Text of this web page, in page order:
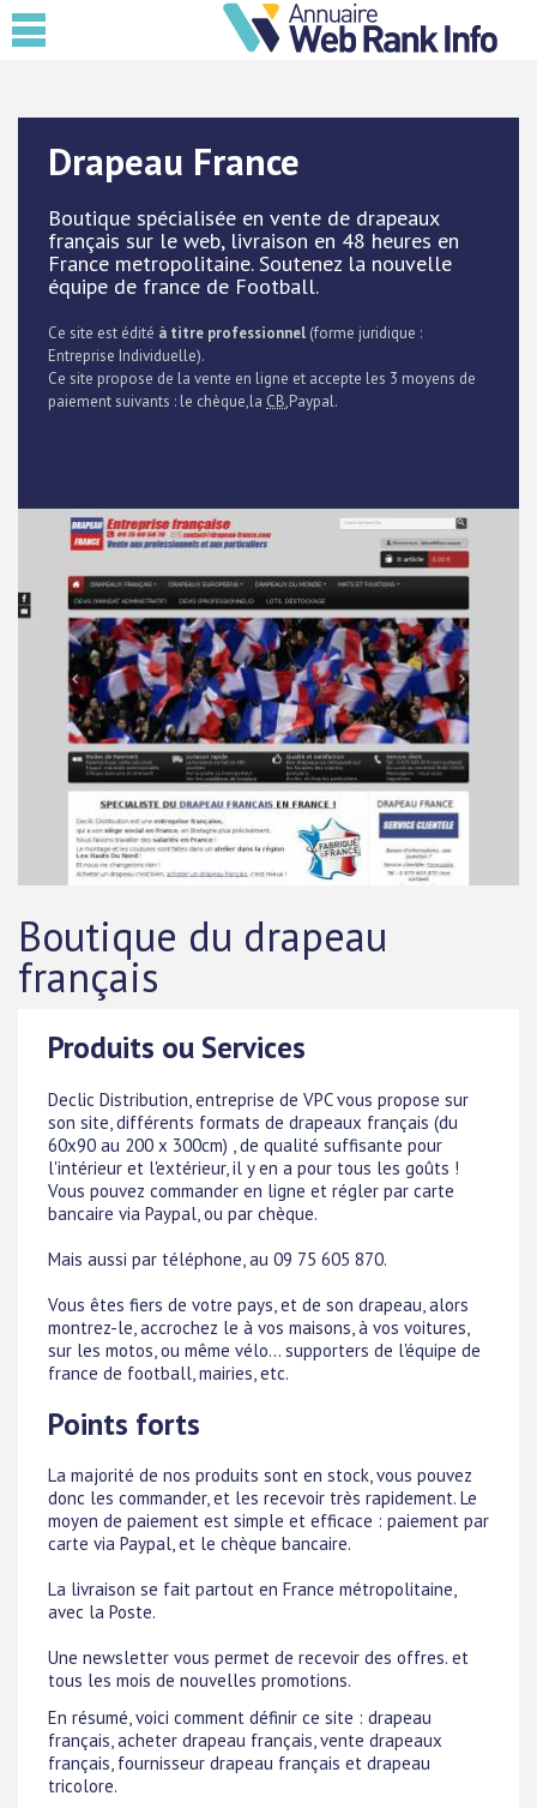
Drapeau France
Boutique spécialisée en vente de drapeaux
français sur le web, livraison en 48 heures en
France metropolitaine. Soutenez la nouvelle
équipe de france de Football.
Ce site est édité à titre professionnel (forme juridique :
Entreprise Individuelle).
Ce site propose de la vente en ligne et accepte les 3 moyens de
paiement suivants : le chèque,la CB,Paypal.
Boutique du drapeau
français
Produits ou Services
Declic Distribution, entreprise de VPC vous propose sur
son site, différents formats de drapeaux français (du
60x90 au 200 x 300cm) , de qualité suffisante pour
l'intérieur et l'extérieur, il y en a pour tous les goûts !
Vous pouvez commander en ligne et régler par carte
bancaire via Paypal, ou par chèque.
Mais aussi par téléphone, au 09 75 605 870.
Vous êtes fiers de votre pays, et de son drapeau, alors
montrez-le, accrochez le à vos maisons, à vos voitures,
sur les motos, ou même vélo... supporters de l'équipe de
france de football, mairies, etc.
Points forts
La majorité de nos produits sont en stock, vous pouvez
donc les commander, et les recevoir très rapidement. Le
moyen de paiement est simple et efficace : paiement par
carte via Paypal, et le chèque bancaire.
La livraison se fait partout en France métropolitaine,
avec la Poste.
Une newsletter vous permet de recevoir des offres. et
tous les mois de nouvelles promotions.
En résumé, voici comment définir ce site : drapeau
français, acheter drapeau français, vente drapeaux
français, fournisseur drapeau français et drapeau
tricolore.